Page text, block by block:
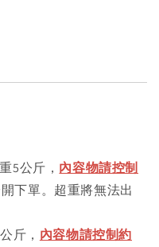
5公斤， 內容物請控制
下單。超重將無法出
斤， 內容物請控制約